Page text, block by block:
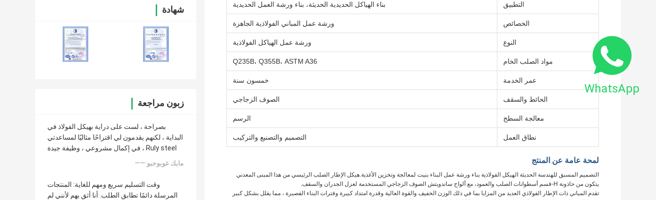
شهادة
زبون مراجعة
بصراحة ، لست على دراية بهيكل الفولاذ في
البداية ، لكنهم يقدمون لي اقتراحًا مثاليًا لمساعدتي
في إكمال مشروعي ، وظيفة جيدة ، Ruly steel
—— مايك غويوجيو
وقت التسليم سريع ومهم للغاية: المنتجات
المرسلة دائمًا تطابق الطلب. أنا أثق بهم لأنني لم
التطبيق بناء الهياكل الحديدية الحديثة، بناء ورشة العمل الحديدية
الخصائص ورشة عمل المباني الفولاذية الجاهزة
النوع ورشة عمل الهياكل الفولاذية
مواد الصلب الخام Q235B، Q355B، ASTM A36
عمر الخدمة خمسون سنة
الحائط والسقف الصوف الزجاجي
معالجة السطح الرسم
نطاق العمل التصميم والتصنيع والتركيب
لمحة عامة عن المنتج
التصميم المسبق للهندسة الحديثة الهيكل الفولاذية بناء ورشة عمل البناء بنيت لمعالجة وتخزين الأغذية.هيكل الإطار الصلب الرئيسي من هذا المبنى المعدني
يتكون من حاذونة H-قسم أسطوانات الصلب والعمود، مع ألواح ساندويتش الصوف الزجاجي المستخدمة لعزل الجدران والسقف.
تقدم المباني ذات الإطار الفولاذي العديد من المزايا بما في ذلك الوزن الخفيف والقوة العالية وقدرة امتداد كبيرة وفترات البناء القصيرة ، مما يقلل بشكل كبير
WhatsApp